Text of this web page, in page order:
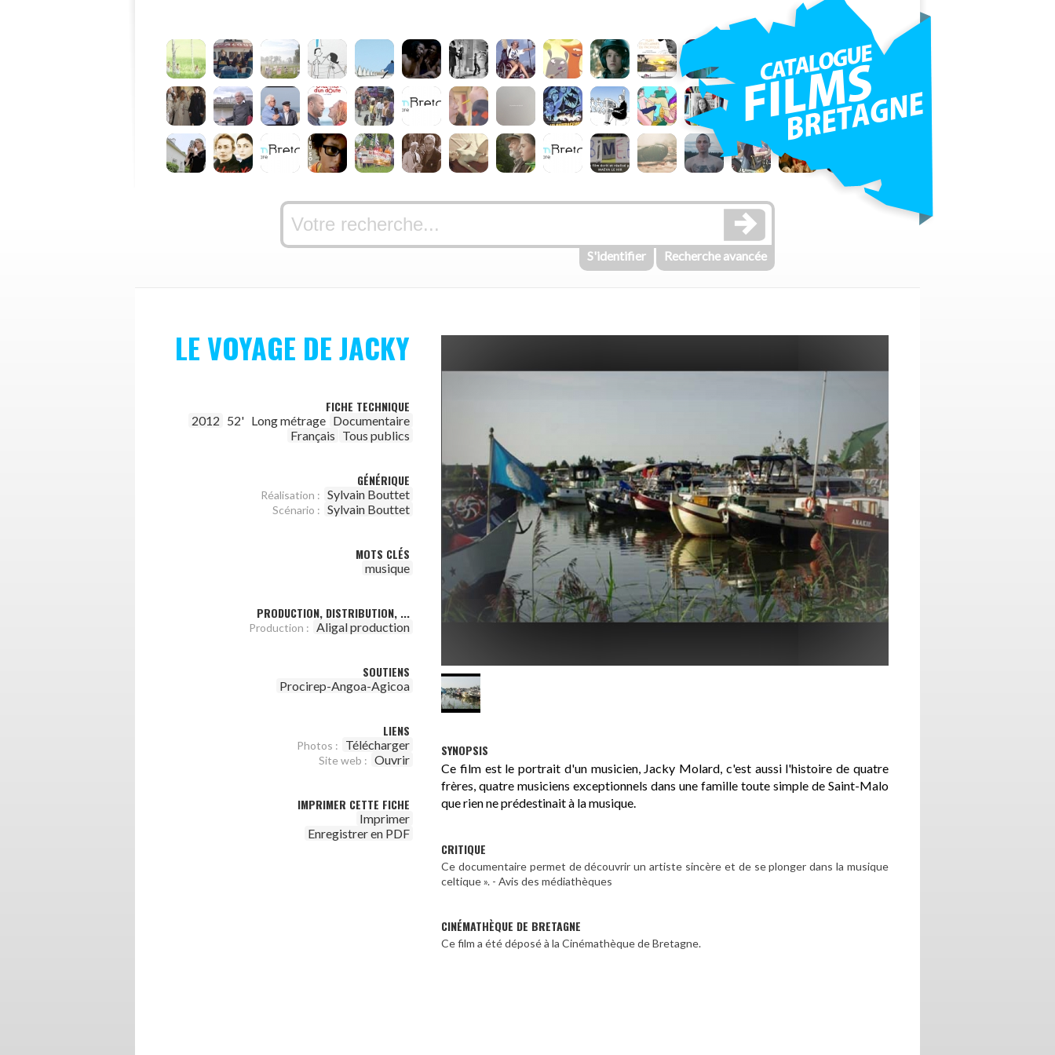
S'identifier Recherche avancée
LE VOYAGE DE JACKY
FICHE TECHNIQUE
2012 52' Long métrage Documentaire
Français Tous publics
GÉNÉRIQUE
Réalisation : Sylvain Bouttet
Scénario : Sylvain Bouttet
MOTS CLÉS
musique
PRODUCTION, DISTRIBUTION, ...
Production : Aligal production
SOUTIENS
Procirep-Angoa-Agicoa
LIENS
Photos : Télécharger
Site web : Ouvrir
IMPRIMER CETTE FICHE
Imprimer
Enregistrer en PDF
SYNOPSIS
Ce film est le portrait d'un musicien, Jacky Molard, c'est aussi l'histoire de quatre
frères, quatre musiciens exceptionnels dans une famille toute simple de Saint-Malo
que rien ne prédestinait à la musique.
CRITIQUE
Ce documentaire permet de découvrir un artiste sincère et de se plonger dans la musique
celtique ». - Avis des médiathèques
CINÉMATHÈQUE DE BRETAGNE
Ce film a été déposé à la Cinémathèque de Bretagne.